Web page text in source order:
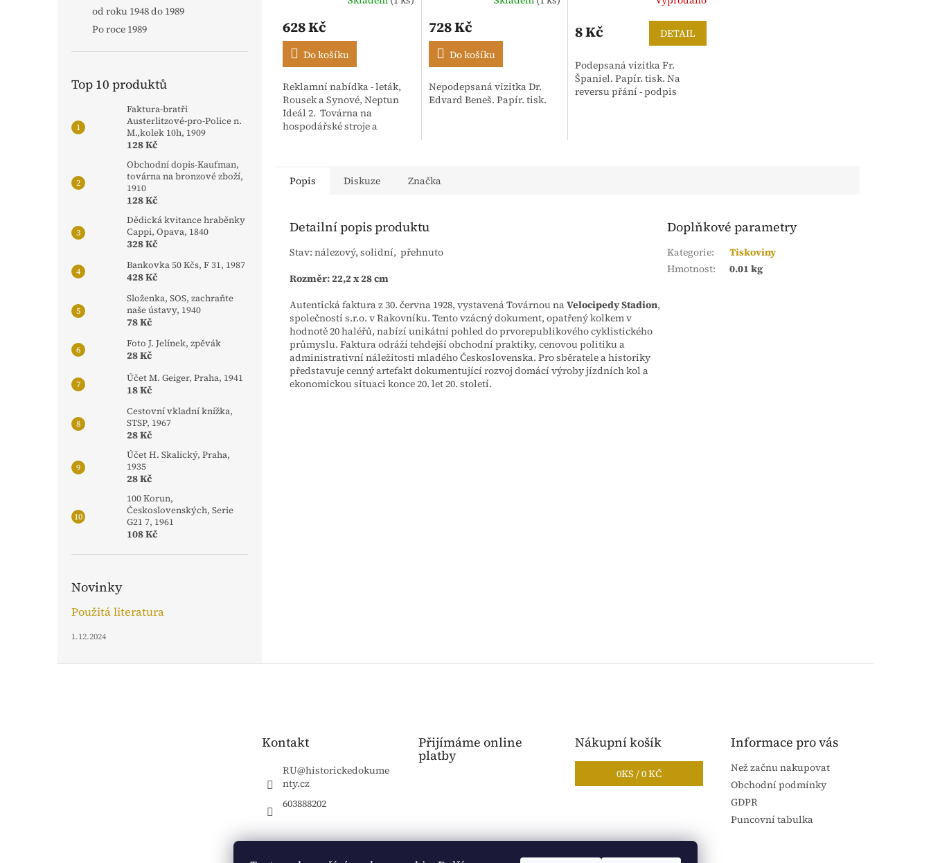
od roku 1948 do 1989
Po roce 1989
Top 10 produktů
Faktura-bratři
Austerlitzové-pro-Police n.
M.,kolek 10h, 1909
128 Kč
Obchodní dopis-Kaufman,
továrna na bronzové zboží,
1910
128 Kč
Dědická kvitance hraběnky
Cappi, Opava, 1840
328 Kč
Bankovka 50 Kčs, F 31, 1987
428 Kč
Složenka, SOS, zachraňte
naše ústavy, 1940
78 Kč
Foto J. Jelínek, zpěvák
28 Kč
Účet M. Geiger, Praha, 1941
18 Kč
Cestovní vkladní knížka,
STSP, 1967
28 Kč
Účet H. Skalický, Praha,
1935
28 Kč
100 Korun,
Československých, Serie
G21 7, 1961
108 Kč
Novinky
Použitá literatura
1.12.2024
628 Kč
Do košíku
Reklamní nabídka - leták,
Rousek a Synové, Neptun
Ideál 2. Továrna na
hospodářské stroje a
728 Kč
Do košíku
Nepodepsaná vizitka Dr.
Edvard Beneš. Papír. tisk.
8 Kč DETAIL
Podepsaná vizitka Fr.
Španiel. Papír. tisk. Na
reversu přání - podpis
Popis Diskuze Značka
Detailní popis produktu
Stav: nálezový, solidní, přehnuto
Rozměr: 22,2 x 28 cm
Autentická faktura z 30. června 1928, vystavená Továrnou naVelocipedy Stadion,
společností s.r.o. v Rakovníku. Tento vzácný dokument, opatřený kolkem v
hodnotě 20 haléřů, nabízí unikátní pohled do prvorepublikového cyklistického
průmyslu. Faktura odráží tehdejší obchodní praktiky, cenovou politiku a
administrativní náležitosti mladého Československa. Pro sběratele a historiky
představuje cenný artefakt dokumentující rozvoj domácí výroby jízdních kol a
ekonomickou situaci konce 20. let 20. století.
Doplňkové parametry
Kategorie:
Tiskoviny
Hmotnost: 0.01 kg
Kontakt
RU@historickedokume
nty.cz
603888202
Přijímáme online
platby
Nákupní košík
0KS /0 KČ
Informace pro vás
Než začnu nakupovat
Obchodní podmínky
GDPR
Puncovní tabulka